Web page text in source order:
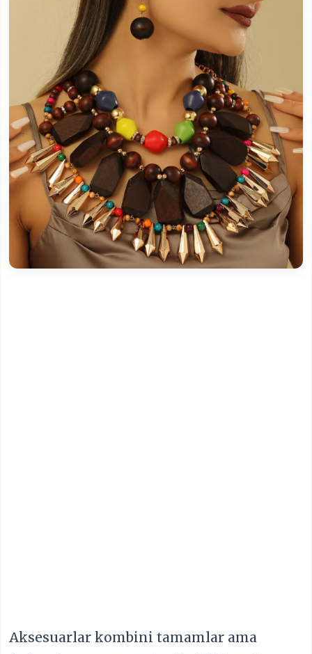
Aksesuarlar kombini tamamlar ama